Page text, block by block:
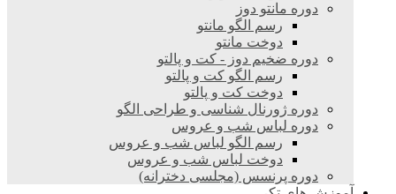
دوره مانتو دوز
رسم الگو مانتو
دوخت مانتو
دوره ضخیم دوز - کت و پالتو
رسم الگو کت و پالتو
دوخت کت و پالتو
دوره ژورنال شناسی و طراحی الگو
دوره لباس شب و عروس
رسم الگو لباس شب و عروس
دوخت لباس شب و عروس
دوره پرنسس (مجلسی دخترانه)